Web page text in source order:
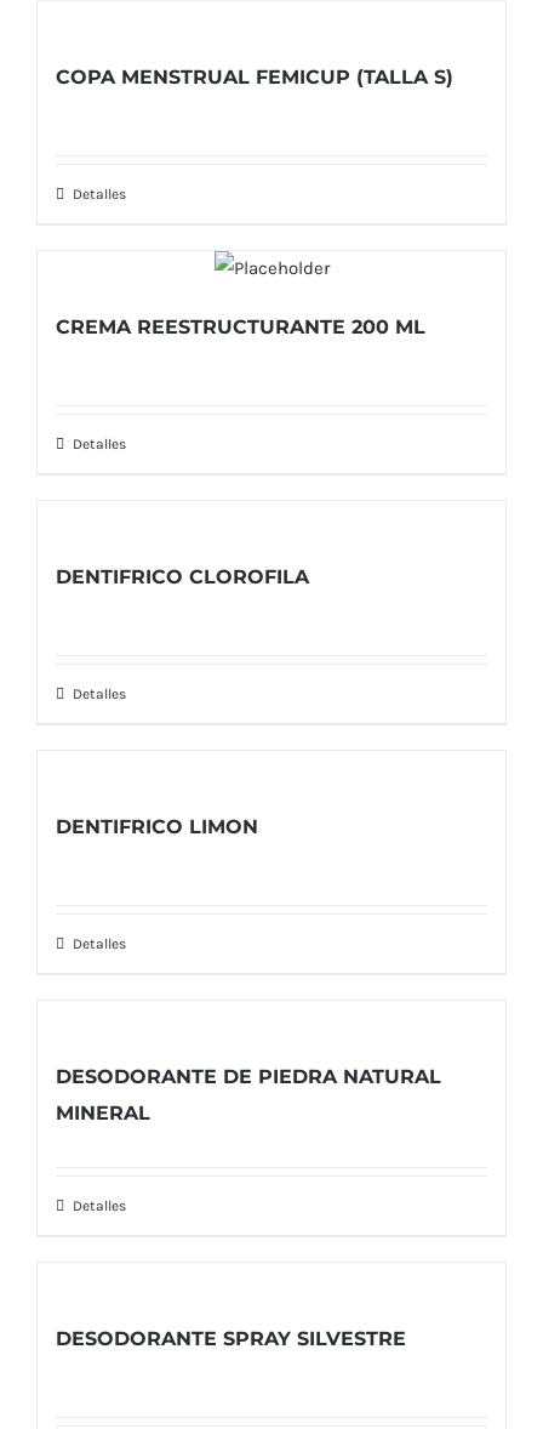
COPA MENSTRUAL FEMICUP (TALLA S)
Detalles
CREMA REESTRUCTURANTE 200 ML
Detalles
DENTIFRICO CLOROFILA
Detalles
DENTIFRICO LIMON
Detalles
DESODORANTE DE PIEDRA NATURAL
MINERAL
Detalles
DESODORANTE SPRAY SILVESTRE